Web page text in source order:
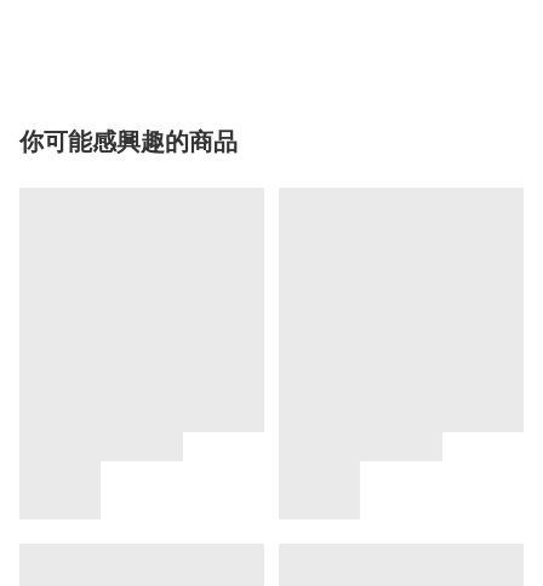
你可能感興趣的商品